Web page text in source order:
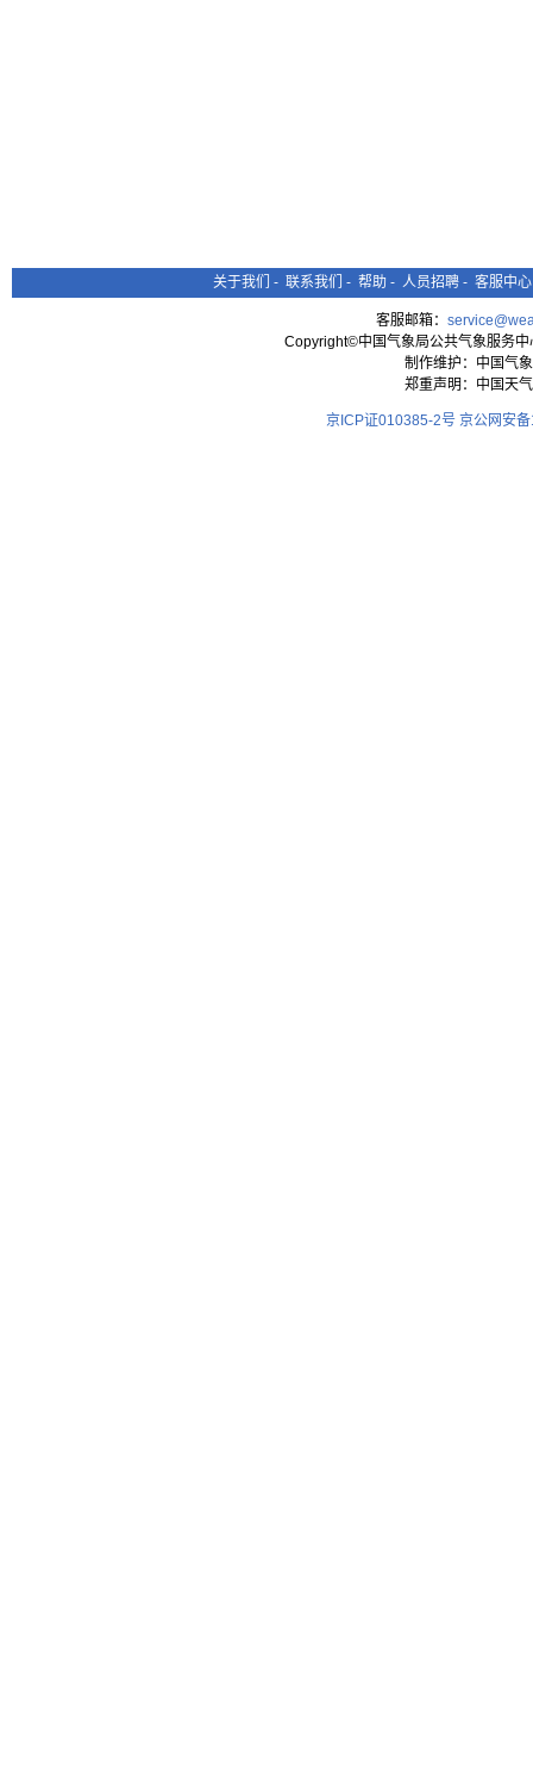
关于我们 - 联系我们 - 帮助 - 人员招聘 - 客服中心
客服邮箱：
Copyright©中国气象局公共气象服务
制作维护：中国气
郑重声明：中国天
京ICP证010385-2号 京公网安